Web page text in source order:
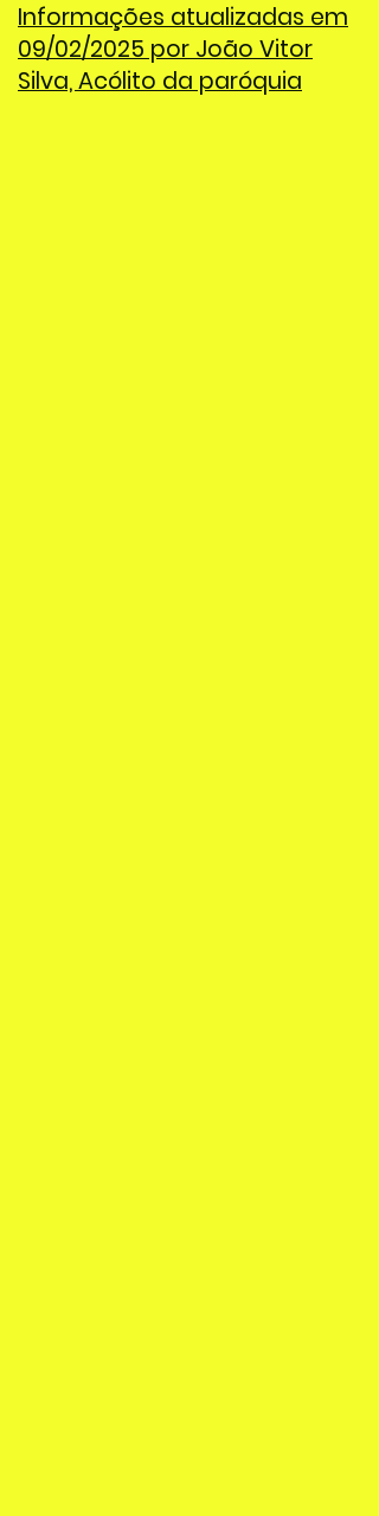
Informações atualizadas em
09/02/2025 por João Vitor
Silva, Acólito da paróquia